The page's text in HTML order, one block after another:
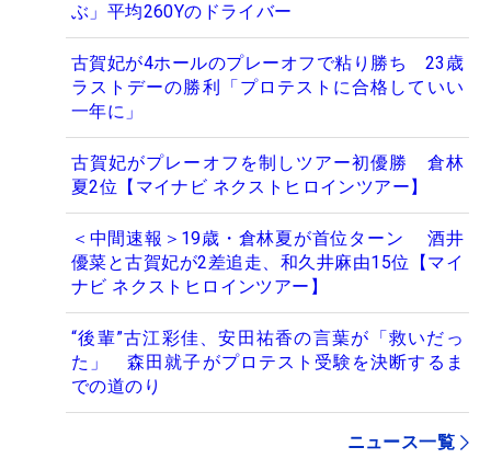
ぶ」平均260Yのドライバー
古賀妃が4ホールのプレーオフで粘り勝ち 23歳
ラストデーの勝利「プロテストに合格していい
一年に」
古賀妃がプレーオフを制しツアー初優勝 倉林
夏2位【マイナビ ネクストヒロインツアー】
＜中間速報＞19歳・倉林夏が首位ターン 酒井
優菜と古賀妃が2差追走、和久井麻由15位【マイ
ナビ ネクストヒロインツアー】
“後輩”古江彩佳、安田祐香の言葉が「救いだっ
た」 森田就子がプロテスト受験を決断するま
での道のり
ニュース一覧